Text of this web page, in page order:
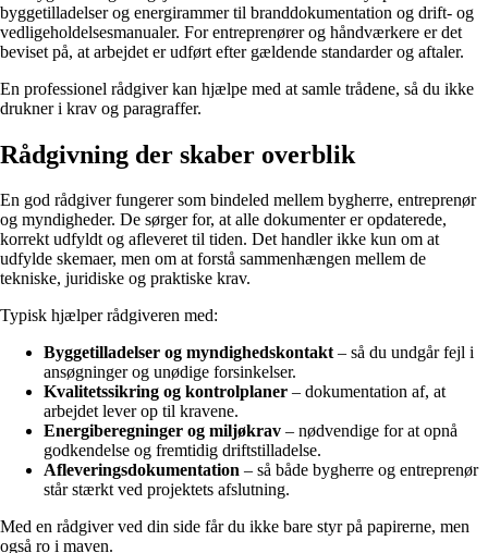
byggetilladelser og energirammer til branddokumentation og drift- og
vedligeholdelsesmanualer. For entreprenører og håndværkere er det
beviset på, at arbejdet er udført efter gældende standarder og aftaler.
En professionel rådgiver kan hjælpe med at samle trådene, så du ikke
drukner i krav og paragraffer.
Rådgivning der skaber overblik
En god rådgiver fungerer som bindeled mellem bygherre, entreprenør
og myndigheder. De sørger for, at alle dokumenter er opdaterede,
korrekt udfyldt og afleveret til tiden. Det handler ikke kun om at
udfylde skemaer, men om at forstå sammenhængen mellem de
tekniske, juridiske og praktiske krav.
Typisk hjælper rådgiveren med:
Byggetilladelser og myndighedskontakt– så du undgår fejl i
ansøgninger og unødige forsinkelser.
Kvalitetssikring og kontrolplaner – dokumentation af, at
arbejdet lever op til kravene.
Energiberegninger og miljøkrav – nødvendige for at opnå
godkendelse og fremtidig driftstilladelse.
Afleveringsdokumentation – så både bygherre og entreprenør
står stærkt ved projektets afslutning.
Med en rådgiver ved din side får du ikke bare styr på papirerne, men
også ro i maven.